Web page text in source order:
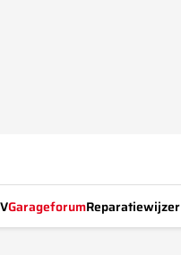
GarageforumReparatiewijzer